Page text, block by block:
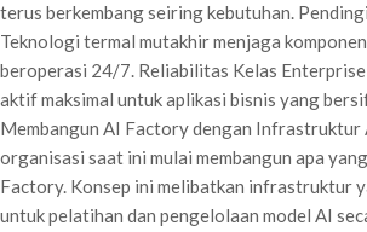
terus berkembang seiring kebutuhan.
Teknologi termal mutakhir menjaga
beroperasi 24/7. Reliabilitas Kelas
aktif maksimal untuk aplikasi bisnis yang
Membangun AI Factory dengan Infrastruktur
organisasi saat ini mulai membangun apa
Factory. Konsep ini melibatkan infrastruktur
untuk pelatihan dan pengelolaan model AI